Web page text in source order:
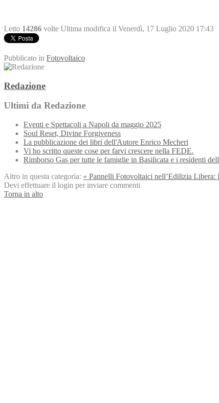
Letto 14286 volte Ultima modifica il Venerdì, 17 Luglio 2020 17:43
Pubblicato in Fotovoltaico
Redazione
Ultimi da Redazione
Eventi e Spettacoli a Napoli da maggio 2025
Soul Reset, Divine Forgiveness
La pubblicazione dei libri dell'Autore Enrico Mecheri
Vi ho scritto queste cose per farvi crescere nella FEDE.
Rimborso Gas per tutte le famiglie in Basilicata e i residenti
Altro in questa categoria: « Pannelli Fotovoltaici nell’Edilizia Libera:
Devi effettuare il login per inviare commenti
Torna in alto